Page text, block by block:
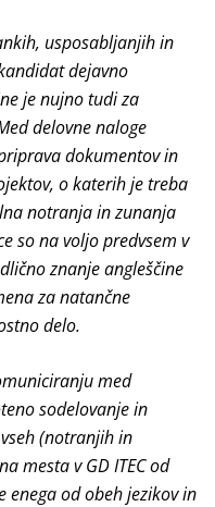
usposabljanjih in
dejavno
je nujno tudi za
delovne naloge
dokumentov in
o katerih je treba
notranja in zunanja
so na voljo predvsem v
znanje angleščine
za natančne
delo.
med
sodelovanje in
(notranjih in
mesta v GD ITEC od
enega od obeh jezikov in